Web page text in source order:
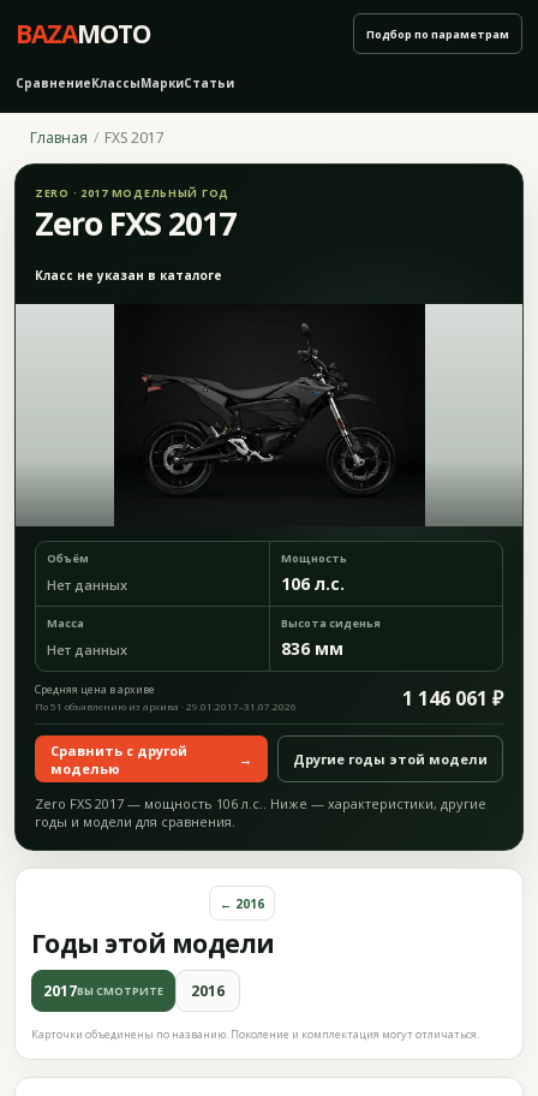
BAZAMOTO
СравнениеКлассыМаркиСтатьи
Подбор по параметрам
Главная FXS 2017
ZERO · 2017 МОДЕЛЬНЫЙ ГОД
Zero FXS 2017
Класс не указан в каталоге
Объём
Нет данных
Мощность
106 л.с.
Масса
Нет данных
Высота сиденья
836 мм
Средняя цена в архиве 1 146 061 ₽
По 51 объявлению из архива · 29.01.2017–31.07.2026
Сравнить с другой
моделью
→ Другие годы этой модели
Zero FXS 2017 — мощность 106 л.с.. Ниже — характеристики, другие
годы и модели для сравнения.
Годы этой модели
← 2016
2017ВЫ СМОТРИТЕ 2016
Карточки объединены по названию. Поколение и комплектация могут отличаться.